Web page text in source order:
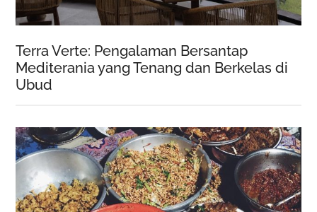
Terra Verte: Pengalaman Bersantap
Mediterania yang Tenang dan Berkelas di
Ubud